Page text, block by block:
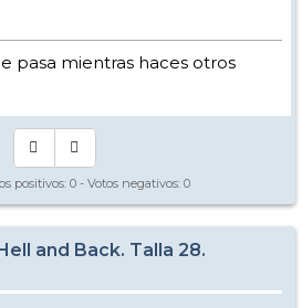
pasa mientras haces otros
positivos: 0 - Votos negativos: 0
and Back. Talla 28.